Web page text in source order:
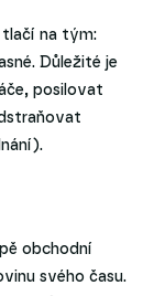
tlačí na tým:
Důležité je
posilovat
obchodní
svého času.